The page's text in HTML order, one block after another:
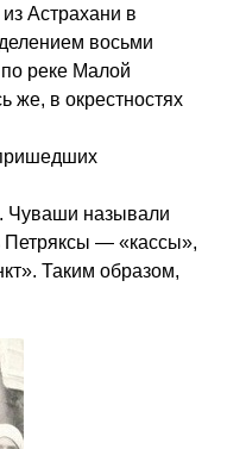
Астрахани в
восьми
реке Малой
же, в окрестностях
Чуваши называли
Петряксы — «кассы»,
Таким образом,